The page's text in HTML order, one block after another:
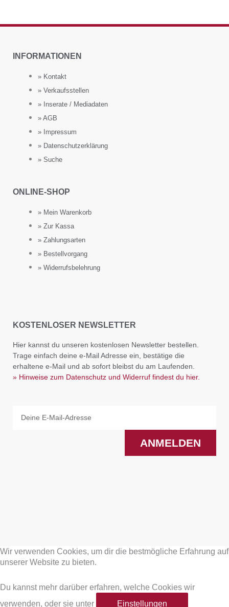
INFORMATIONEN
» Kontakt
» Verkaufsstellen
» Inserate / Mediadaten
» AGB
» Impressum
» Datenschutzerklärung
» Suche
ONLINE-SHOP
» Mein Warenkorb
» Zur Kassa
» Zahlungsarten
» Bestellvorgang
» Widerrufsbelehrung
KOSTENLOSER NEWSLETTER
Hier kannst du unseren kostenlosen Newsletter bestellen.
Trage einfach deine e-Mail Adresse ein, bestätige die
erhaltene e-Mail und ab sofort bleibst du am Laufenden.
» Hinweise zum Datenschutz und Widerruf findest du hier.
ANMELDEN
a
e
Wir verwenden Cookies, um dir die bestmögliche Erfahrung auf
unserer Website zu bieten.
Du kannst mehr darüber erfahren, welche Cookies wir
verwenden, oder sie unter
Einstellungen